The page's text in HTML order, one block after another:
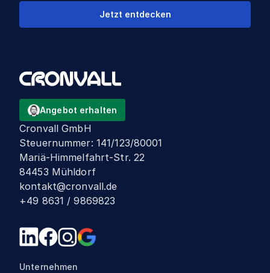
Jetzt entdecken
Angebot erhalten
Cronvall GmbH
Steuernummer: 141/123/80001
Mariä-Himmelfahrt-Str. 22
84453 Mühldorf
kontakt@cronvall.de
+49 8631 / 9869823
Unternehmen